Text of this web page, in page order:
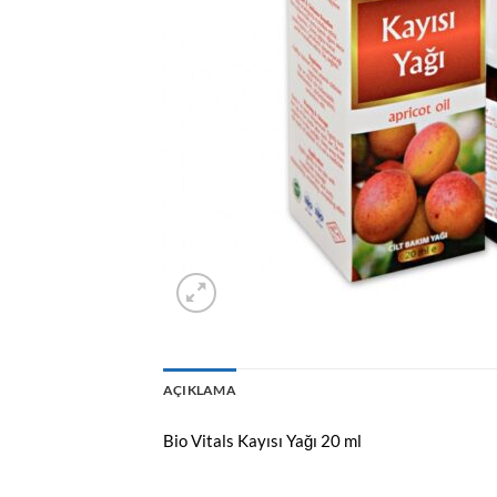
AÇIKLAMA
Bio Vitals Kayısı Yağı 20 ml